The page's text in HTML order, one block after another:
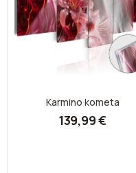
Karmino kometa
139,99 €